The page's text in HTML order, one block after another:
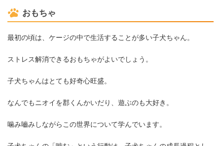
おもちゃ
最初の頃は、ケージの中で生活することが多い子犬ちゃん。
ストレス解消できるおもちゃがよいでしょう。
子犬ちゃんはとても好奇心旺盛。
なんでもニオイを郡くんかいだり、遊ぶのも大好き。
噛み嚙みしながらこの世界について学んでいます。